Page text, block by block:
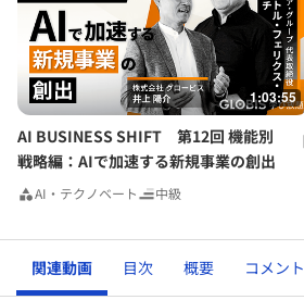
1:03:55
AI BUSINESS SHIFT 第12回 機能別
戦略編：AIで加速する新規事業の創出
AI・テクノベート 中級
関連動画 目次 概要 コメント